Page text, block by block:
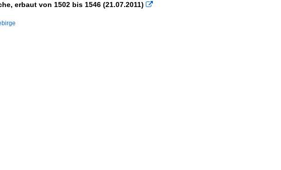
erbaut von 1502 bis 1546 (21.07.2011) 